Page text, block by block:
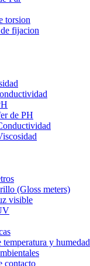
torsion
fijacion
de PH
(Gloss meters)
visible
temperatura y humedad
contacto